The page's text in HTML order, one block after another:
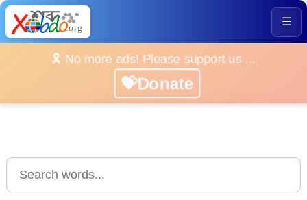
☰
🎗️ No more ads! Please support us ...
💝Donate